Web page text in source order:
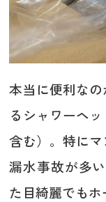
本当に便利な
るシャワーヘ
含む）。特に
漏水事故が多
た目綺麗でも